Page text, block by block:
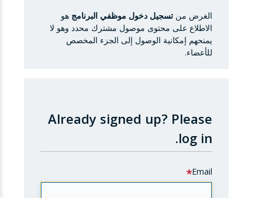
الغرض من تسجيل دخول موظفي البرنامج هو
الاطلاع على محتوى موصول مشترك محدد وهو لا
يمنحهم إمكانية الوصول إلى الجزء المخصص
للأعضاء.
Already signed up? Please
log in.
Email